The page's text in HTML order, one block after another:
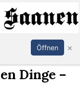
Anmelden
Dinge –
Öffnen ×